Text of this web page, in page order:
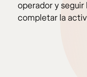
operador y seguir
completar la